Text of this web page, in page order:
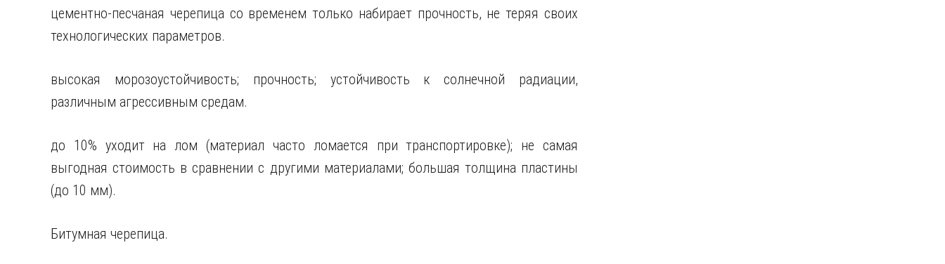
цементно-песчаная черепица со временем только набирает прочность, не теряя своих
технологических параметров.
высокая морозоустойчивость; прочность; устойчивость к солнечной радиации,
различным агрессивным средам.
до 10% уходит на лом (материал часто ломается при транспортировке); не самая
выгодная стоимость в сравнении с другими материалами; большая толщина пластины
(до 10 мм).
Битумная черепица.